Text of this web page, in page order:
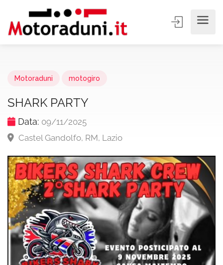
Motoraduni motogiro
SHARK PARTY
Data: 09/11/2025
Castel Gandolfo, RM, Lazio